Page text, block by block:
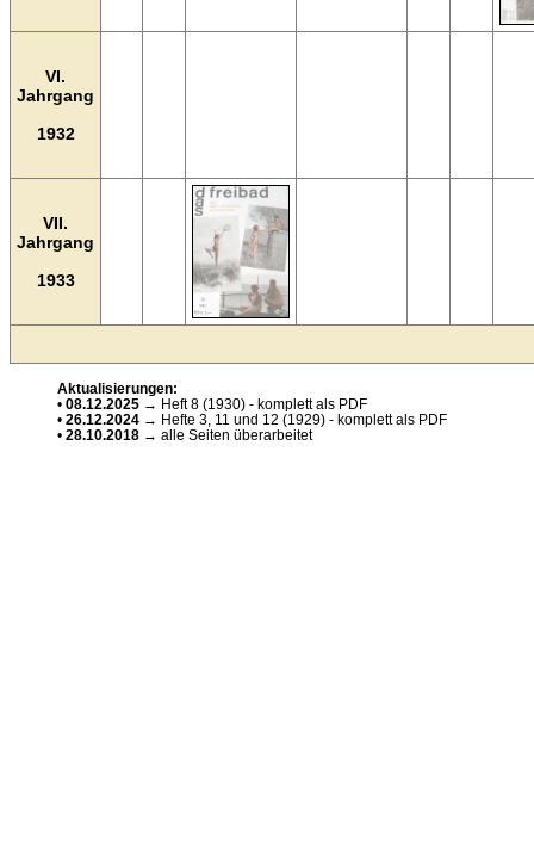
VI.
Jahrgang
1932
VII.
Jahrgang
1933
Aktualisierungen:
• 08.12.2025 → Heft 8 (1930) - komplett als PDF
• 26.12.2024 → Hefte 3, 11 und 12 (1929) - komplett als PDF
• 28.10.2018 → alle Seiten überarbeitet